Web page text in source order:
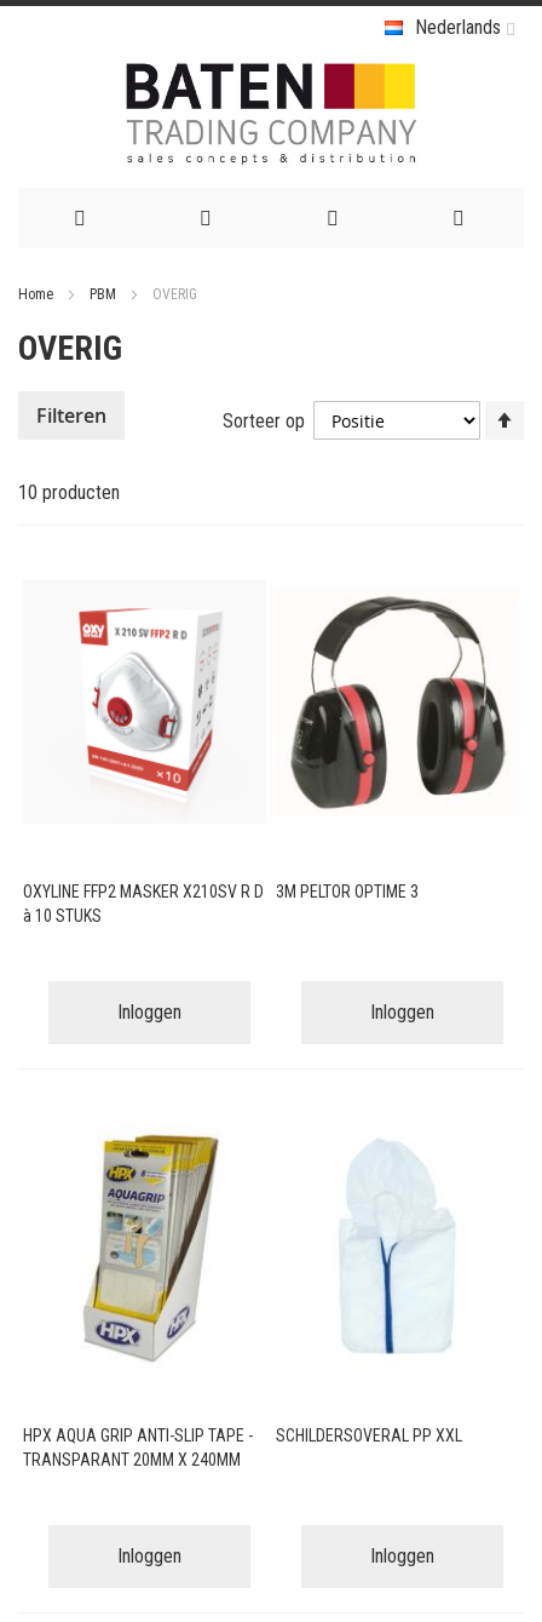
Nederlands
de
Home PBM OVERIG
OVERIG
10 producten
Sorteer op
OXYLINE FFP2 MASKER X210SV R D
à 10 STUKS
Inloggen
3M PELTOR OPTIME 3
Inloggen
HPX AQUA GRIP ANTI-SLIP TAPE -
TRANSPARANT 20MM X 240MM
Inloggen
SCHILDERSOVERAL PP XXL
Inloggen
Filteren